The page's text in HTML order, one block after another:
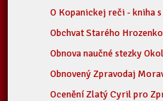
O Kopanickej reči - kniha
Obchvat Starého
Obnova naučné stezky
Obnovený Zpravodaj
Ocenění Zlatý Cyril pro